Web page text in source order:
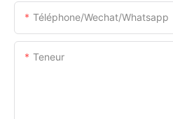
Téléphone/Wechat/Whatsapp
Teneur